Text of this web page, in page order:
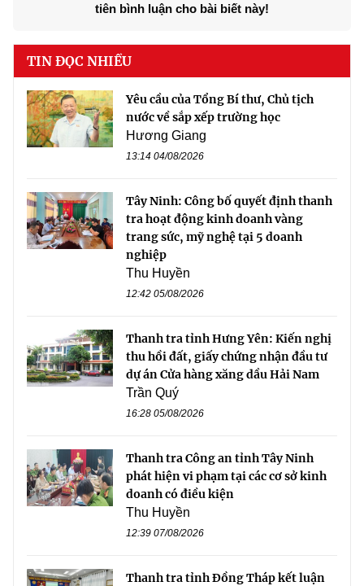
tiên bình luận cho bài biết này!
TIN ĐỌC NHIỀU
Yêu cầu của Tổng Bí thư, Chủ tịch
nước về sắp xếp trường học
Hương Giang
13:14 04/08/2026
Tây Ninh: Công bố quyết định thanh
tra hoạt động kinh doanh vàng
trang sức, mỹ nghệ tại 5 doanh
nghiệp
Thu Huyền
12:42 05/08/2026
Thanh tra tỉnh Hưng Yên: Kiến nghị
thu hồi đất, giấy chứng nhận đầu tư
dự án Cửa hàng xăng dầu Hải Nam
Trần Quý
16:28 05/08/2026
Thanh tra Công an tỉnh Tây Ninh
phát hiện vi phạm tại các cơ sở kinh
doanh có điều kiện
Thu Huyền
12:39 07/08/2026
Thanh tra tỉnh Đồng Tháp kết luận